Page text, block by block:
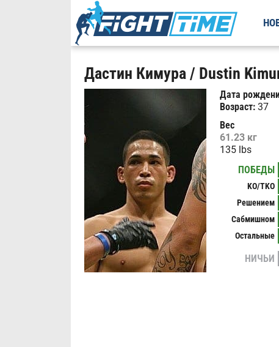
Дастин Кимура / Dustin
Дата
Возраст:37
Вес
61.23 кг
135 lbs
ПОБЕДЫ
KO/TKO
Решением
Сабмишном
Остальные
НИЧЬИ